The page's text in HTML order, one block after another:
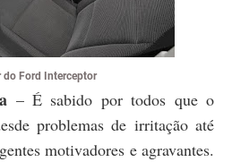
do Ford Interceptor
– É sabido por todos que o
problemas de irritação até
motivadores e agravantes.